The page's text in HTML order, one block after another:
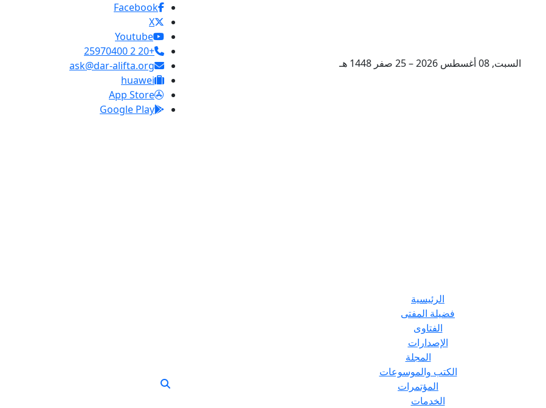
السبت, 08 أغسطس 2026 – 25 صفر 1448 هـ
Facebook
X
Youtube
+20 2 25970400
ask@dar-alifta.org
huawei
App Store
Google Play
الرئيسية
فضيلة المفتى
الفتاوى
الإصدارات
المجلة
الكتب والموسوعات
المؤتمرات
الخدمات